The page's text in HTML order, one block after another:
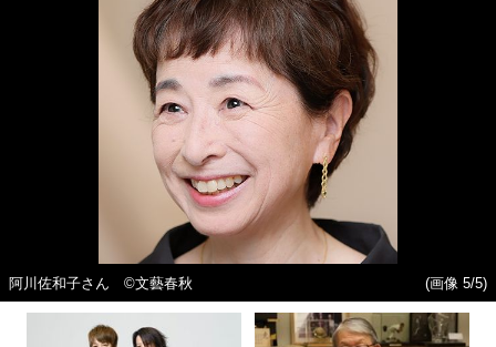
阿川佐和子さん ©︎文藝春秋 (画像 5/5)